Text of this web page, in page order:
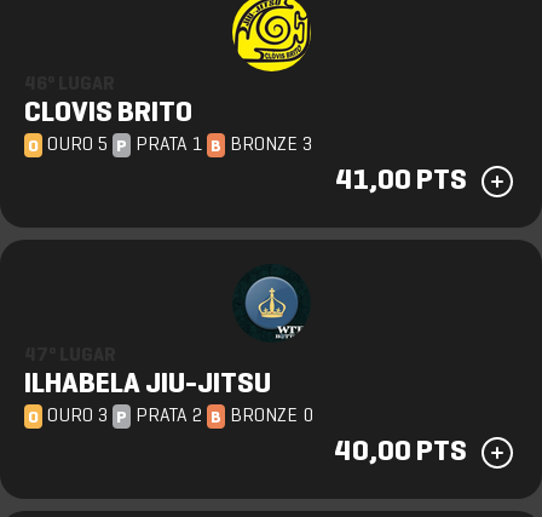
CLOVIS BRITO
O OURO 5 P PRATA 1 B BRONZE 3
41,00 PTS
ILHABELA JIU-JITSU
O OURO 3 P PRATA 2 B BRONZE 0
40,00 PTS